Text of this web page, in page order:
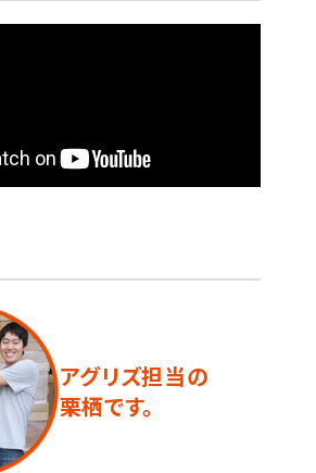
アグリズ担当の
栗栖です。